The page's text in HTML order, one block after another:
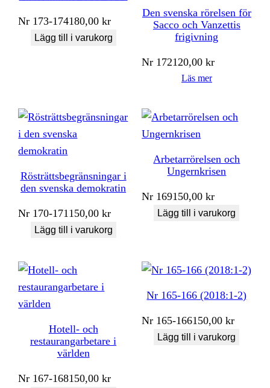
Nr 173-174180,00kr
Lägg till i varukorg
Den svenska rörelsen för
Sacco och Vanzettis
frigivning
Nr 172120,00kr
Läs mer
Rösträttsbegränsningar i
den svenska demokratin
Nr 170-171150,00kr
Lägg till i varukorg
Arbetarrörelsen och
Ungernkrisen
Nr 169150,00kr
Lägg till i varukorg
Hotell- och
restaurangarbetare i
världen
Nr 167-168150,00kr
Nr 165-166 (2018:1-2)
Nr 165-166150,00kr
Lägg till i varukorg